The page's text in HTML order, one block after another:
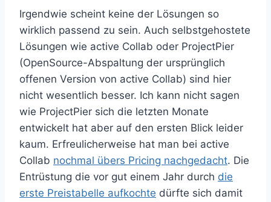
Irgendwie scheint keine der Lösungen so
wirklich passend zu sein. Auch selbstgehostete
Lösungen wie active Collab oder ProjectPier
(OpenSource-Abspaltung der ursprünglich
offenen Version von active Collab) sind hier
nicht wesentlich besser. Ich kann nicht sagen
wie ProjectPier sich die letzten Monate
entwickelt hat aber auf den ersten Blick leider
kaum. Erfreulicherweise hat man bei active
Collab nochmal übers Pricing nachgedacht. Die
Entrüstung die vor gut einem Jahr durch die
erste Preistabelle aufkochte dürfte sich damit